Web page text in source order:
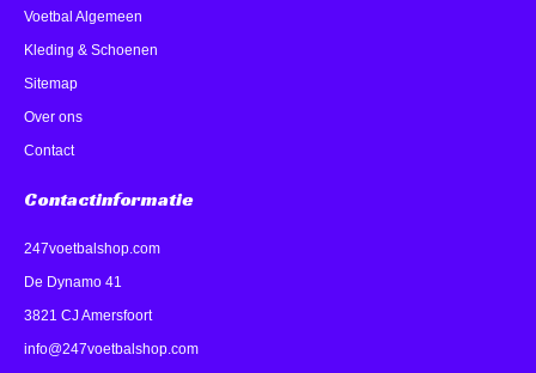
Voetbal Algemeen
Kleding & Schoenen
Sitemap
Over ons
Contact
Contactinformatie
247voetbalshop.com
De Dynamo 41
3821 CJ Amersfoort
info@247voetbalshop.com